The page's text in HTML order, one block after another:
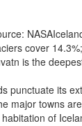
cover
is the
its
major towns
of